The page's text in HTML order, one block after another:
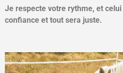
Je respecte votre rythme, et
confiance et tout sera juste.